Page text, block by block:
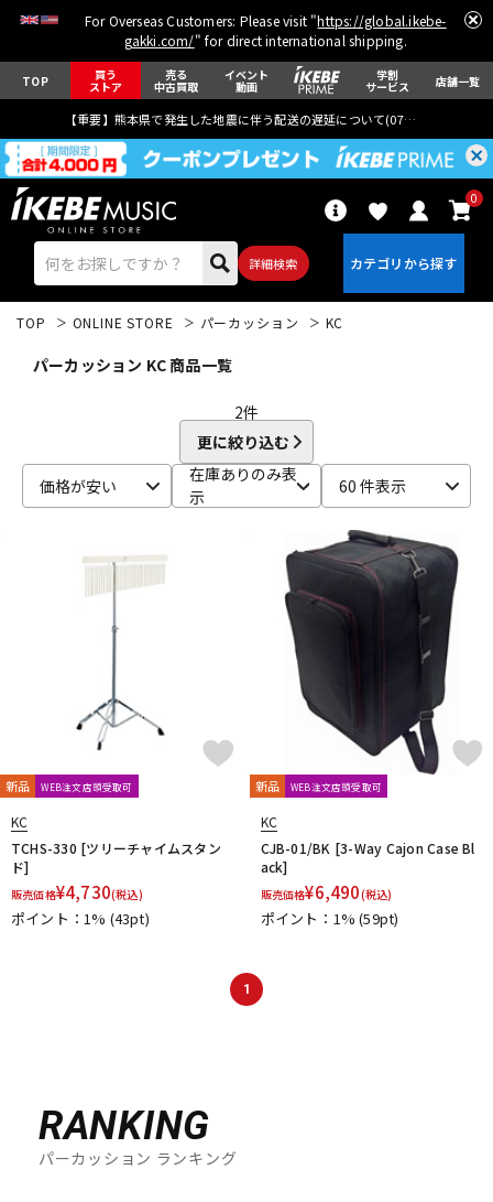
For Overseas Customers: Please visit "https://global.ikebe-
gakki.com/" for direct international shipping.
TOP 買う
ストア
売る
中古買取
イベント
動画
学割
サービス 店舗一覧
【重要】熊本県で発生した地震に伴う配送の遅延について(07月29日
詳細検索
0
ウクレレ
パーカッション
アンプ エフェクター
DJ機器 DTM
中古
TOP ONLINE STORE パーカッション KC
パーカッション KC 商品一覧
2件
更に絞り込む
価格が安い
在庫ありのみ表
示
60 件表示
新品 WEB注文店頭受取可
KC
TCHS-330 [ツリーチャイムスタン
ド]
販売価格¥4,730(税込)
ポイント：1% (43pt)
新品 WEB注文店頭受取可
KC
CJB-01/BK [3-Way Cajon Case Bl
ack]
販売価格¥6,490(税込)
ポイント：1%(59pt)
1
RANKING
パーカッション ランキング